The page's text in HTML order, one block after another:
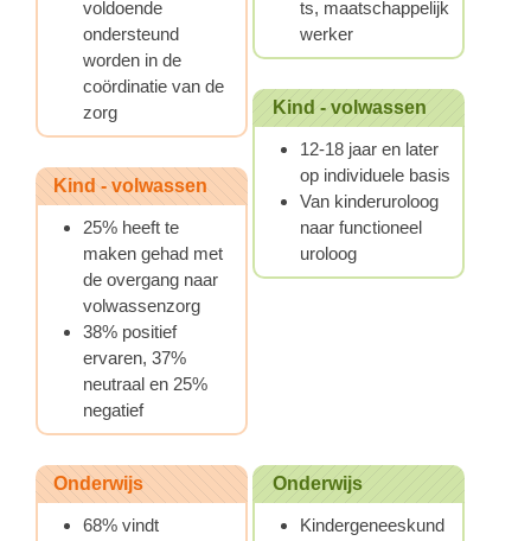
voldoende
ondersteund
worden in de
coördinatie van de
zorg
Kind - volwassen
25% heeft te
maken gehad met
de overgang naar
volwassenzorg
38% positief
ervaren, 37%
neutraal en 25%
negatief
ts, maatschappelijk
werker
Kind - volwassen
12-18 jaar en later
op individuele basis
Van kinderuroloog
naar functioneel
uroloog
Onderwijs
68% vindt
Onderwijs
Kindergeneeskund